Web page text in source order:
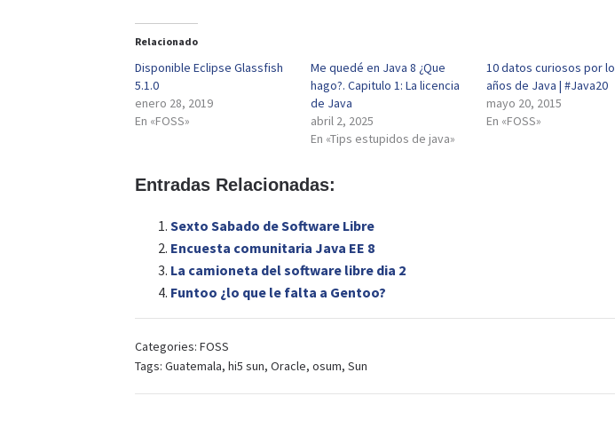
Relacionado
Disponible Eclipse Glassfish
5.1.0
enero 28, 2019
En «FOSS»
Me quedé en Java 8 ¿Que
hago?. Capitulo 1: La licencia
de Java
abril 2, 2025
En «Tips estupidos de java»
10 datos curiosos por
años de Java | #Java20
mayo 20, 2015
En «FOSS»
Entradas Relacionadas:
Sexto Sabado de Software Libre
Encuesta comunitaria Java EE 8
La camioneta del software libre dia 2
Funtoo ¿lo que le falta a Gentoo?
Categories: FOSS
Tags: Guatemala, hi5 sun, Oracle, osum, Sun